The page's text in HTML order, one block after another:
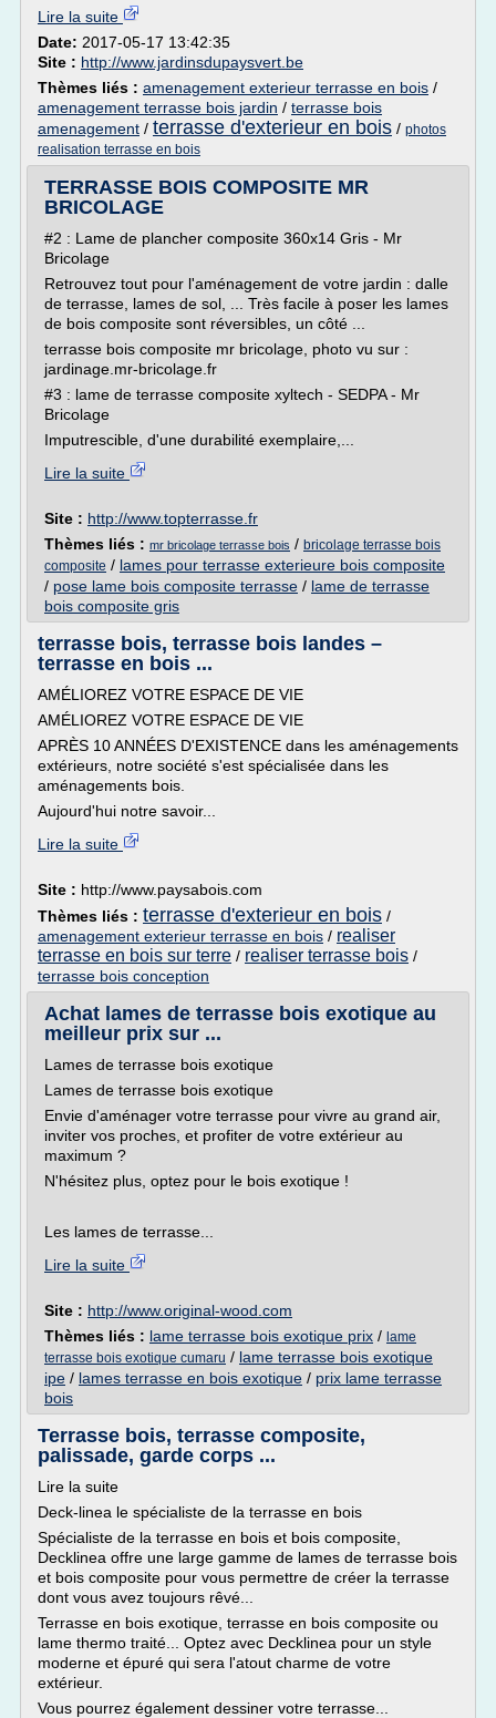
Lire la suite
Date: 2017-05-17 13:42:35
Site : http://www.jardinsdupaysvert.be
Thèmes liés : amenagement exterieur terrasse en bois /
amenagement terrasse bois jardin / terrasse bois
amenagement / terrasse d'exterieur en bois / photos
realisation terrasse en bois
TERRASSE BOIS COMPOSITE MR
BRICOLAGE
#2 : Lame de plancher composite 360x14 Gris - Mr
Bricolage
Retrouvez tout pour l'aménagement de votre jardin : dalle
de terrasse, lames de sol, ... Très facile à poser les lames
de bois composite sont réversibles, un côté ...
terrasse bois composite mr bricolage, photo vu sur :
jardinage.mr-bricolage.fr
#3 : lame de terrasse composite xyltech - SEDPA - Mr
Bricolage
Imputrescible, d'une durabilité exemplaire,...
Lire la suite
Site : http://www.topterrasse.fr
Thèmes liés : mr bricolage terrasse bois / bricolage terrasse bois
composite / lames pour terrasse exterieure bois composite
/ pose lame bois composite terrasse / lame de terrasse
bois composite gris
terrasse bois, terrasse bois landes –
terrasse en bois ...
AMÉLIOREZ VOTRE ESPACE DE VIE
AMÉLIOREZ VOTRE ESPACE DE VIE
APRÈS 10 ANNÉES D'EXISTENCE dans les aménagements
extérieurs, notre société s'est spécialisée dans les
aménagements bois.
Aujourd'hui notre savoir...
Lire la suite
Site : http://www.paysabois.com
Thèmes liés : terrasse d'exterieur en bois /
amenagement exterieur terrasse en bois / realiser
terrasse en bois sur terre / realiser terrasse bois /
terrasse bois conception
Achat lames de terrasse bois exotique au
meilleur prix sur ...
Lames de terrasse bois exotique
Lames de terrasse bois exotique
Envie d'aménager votre terrasse pour vivre au grand air,
inviter vos proches, et profiter de votre extérieur au
maximum ?
N'hésitez plus, optez pour le bois exotique !
Les lames de terrasse...
Lire la suite
Site : http://www.original-wood.com
Thèmes liés : lame terrasse bois exotique prix / lame
terrasse bois exotique cumaru / lame terrasse bois exotique
ipe / lames terrasse en bois exotique / prix lame terrasse
bois
Terrasse bois, terrasse composite,
palissade, garde corps ...
Lire la suite
Deck-linea le spécialiste de la terrasse en bois
Spécialiste de la terrasse en bois et bois composite,
Decklinea offre une large gamme de lames de terrasse bois
et bois composite pour vous permettre de créer la terrasse
dont vous avez toujours rêvé...
Terrasse en bois exotique, terrasse en bois composite ou
lame thermo traité... Optez avec Decklinea pour un style
moderne et épuré qui sera l'atout charme de votre
extérieur.
Vous pourrez également dessiner votre terrasse...